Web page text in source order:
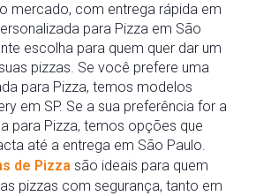
mercado, com entrega rápida em
para Pizza em São
escolha para quem quer dar um
pizzas. Se você prefere uma
para Pizza, temos modelos
em SP. Se a sua preferência for a
para Pizza, temos opções que
até a entrega em São Paulo.
de Pizza são ideais para quem
pizzas com segurança, tanto em